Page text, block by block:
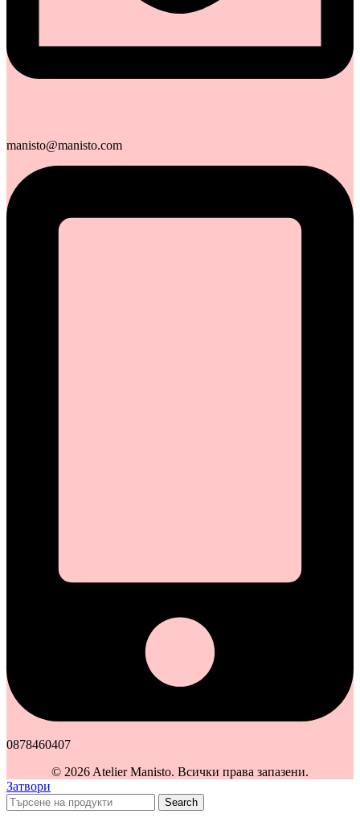
manisto@manisto.com
0878460407
© 2026 Atelier Manisto. Всички права запазени.
Затвори
Search